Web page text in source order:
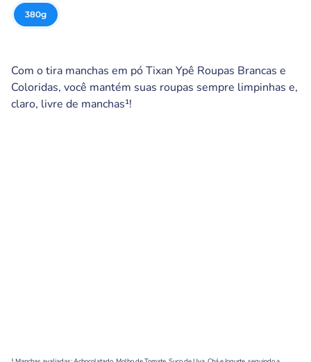
380g
Com o tira manchas em pó Tixan Ypê Roupas Brancas e
Coloridas, você mantém suas roupas sempre limpinhas e,
claro, livre de manchas¹!